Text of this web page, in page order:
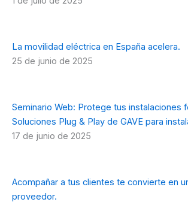
La movilidad eléctrica en España acelera.
25 de junio de 2025
Seminario Web: Protege tus instalaciones
Soluciones Plug & Play de GAVE para
17 de junio de 2025
Acompañar a tus clientes te convierte en
proveedor.